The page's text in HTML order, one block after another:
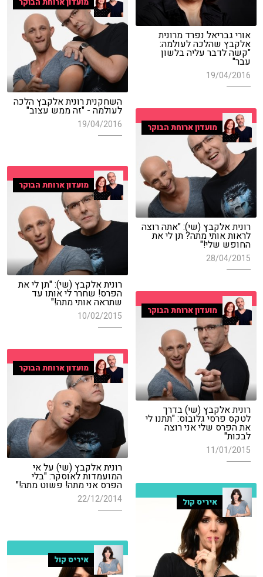
אורי גבריאל נפרד מרונית
אלקבץ שהלכה לעולמה:
"קשה לדבר עליה בלשון
עבר"
19/04/2016
השחקנית רונית אלקבץ הלכה
לעולמה - "זה ממש עצוב"
19/04/2016 מועדון ארוחת הבוקר
רונית אלקבץ (שי): "אתה רוצה
לראות אותי מתה? תן לי את
החופש שלי!"
28/04/2015
מועדון ארוחת הבוקר
רונית אלקבץ (שי): "תן לי את
הפרס! שחרר לי אותו עד
שתראה אותי מתה!"
10/02/2015 מועדון ארוחת הבוקר
רונית אלקבץ (שי) בדרך
לטקס פרסי גלובוס: "תתנו לי
את הפרס שלי אני רוצה
לבכות"
11/01/2015
מועדון ארוחת הבוקר
רונית אלקבץ (שי) על אי
המועמדות לאוסקר: "בלי
הפרס אני מתה! פשוט מתה!"
22/12/2014 איריס קול
איריס קול